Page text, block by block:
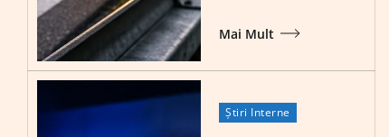
Mai Mult
Știri Interne